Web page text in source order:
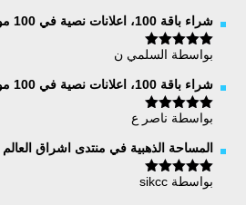
شراء باقة 100، اعلانات نصية في 100 موقع إلكتروني
تم التقييم5
بواسطة السلمي ن
شراء باقة 100، اعلانات نصية في 100 موقع إلكتروني
تم التقييم5
بواسطة ناصر ع
المساحة الذهبية في منتدى اشراق العالم
تم التقييم5
بواسطة sikcc